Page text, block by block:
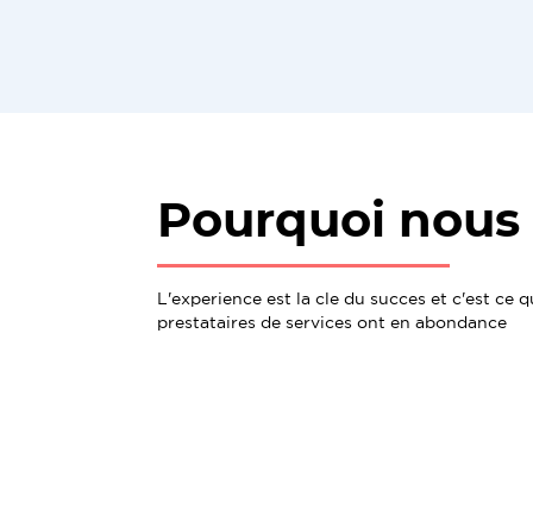
Pourquoi
L'experience est la cle du succes et c'est ce
prestataires de services ont en abondance